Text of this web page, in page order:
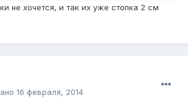
не хочется, и так их уже стопка 2 см
16 февраля, 2014